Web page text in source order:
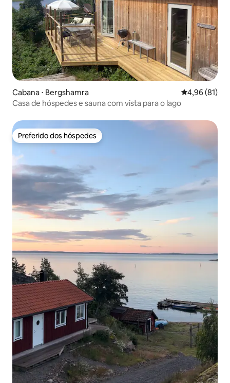
Cabana ⋅ Bergshamra 4,96 de uma
4,96 (81)
Casa de hóspedes e sauna com vista para o lago
Preferido dos hóspedes
Preferido dos hóspedes